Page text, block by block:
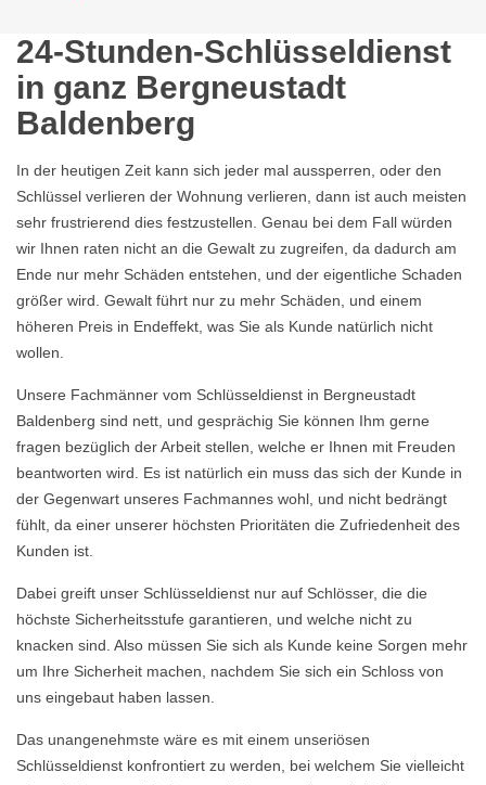
24-Stunden-Schlüsseldienst
in ganz Bergneustadt
Baldenberg
In der heutigen Zeit kann sich jeder mal aussperren, oder den
Schlüssel verlieren der Wohnung verlieren, dann ist auch meisten
sehr frustrierend dies festzustellen. Genau bei dem Fall würden
wir Ihnen raten nicht an die Gewalt zu zugreifen, da dadurch am
Ende nur mehr Schäden entstehen, und der eigentliche Schaden
größer wird. Gewalt führt nur zu mehr Schäden, und einem
höheren Preis in Endeffekt, was Sie als Kunde natürlich nicht
wollen.
Unsere Fachmänner vom Schlüsseldienst in Bergneustadt
Baldenberg sind nett, und gesprächig Sie können Ihm gerne
fragen bezüglich der Arbeit stellen, welche er Ihnen mit Freuden
beantworten wird. Es ist natürlich ein muss das sich der Kunde in
der Gegenwart unseres Fachmannes wohl, und nicht bedrängt
fühlt, da einer unserer höchsten Prioritäten die Zufriedenheit des
Kunden ist.
Dabei greift unser Schlüsseldienst nur auf Schlösser, die die
höchste Sicherheitsstufe garantieren, und welche nicht zu
knacken sind. Also müssen Sie sich als Kunde keine Sorgen mehr
um Ihre Sicherheit machen, nachdem Sie sich ein Schloss von
uns eingebaut haben lassen.
Das unangenehmste wäre es mit einem unseriösen
Schlüsseldienst konfrontiert zu werden, bei welchem Sie vielleicht